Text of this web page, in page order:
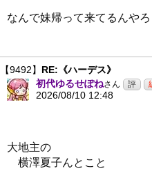
なんで妹帰って来てるんやろ
【9492】 RE:《ハーデス》
初代ゆるせぽねさん
2026/08/10 12:48
大地主の
横澤夏子んとこと